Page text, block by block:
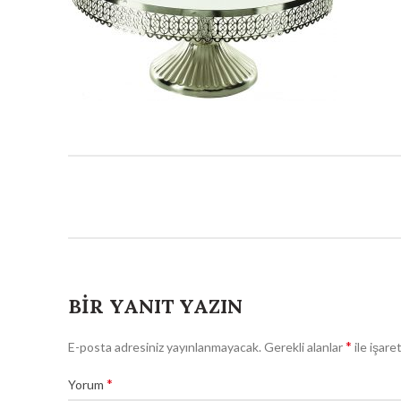
BIR YANIT YAZIN
E-posta adresiniz yayınlanmayacak.Gerekli alanlar* ile
Yorum *